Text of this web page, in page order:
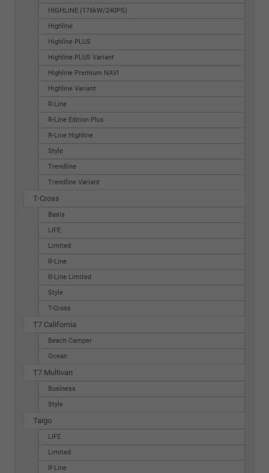
HIGHLINE (176kW/240PS)
Highline
Highline PLUS
Highline PLUS Variant
Highline Premium NAVI
Highline Variant
R-Line
R-Line Edition Plus
R-Line Highline
Style
Trendline
Trendline Variant
T-Cross
Basis
LIFE
Limited
R-Line
R-Line Limited
Style
T-Cross
T7 California
Beach Camper
Ocean
T7 Multivan
Business
Style
Taigo
LIFE
Limited
R-Line